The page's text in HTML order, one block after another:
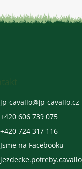
jp-cavallo@jp-cavallo.cz
+420 606 739 075
+420 724 317 116
Jsme na Facebooku
jezdecke.potreby.cavallo